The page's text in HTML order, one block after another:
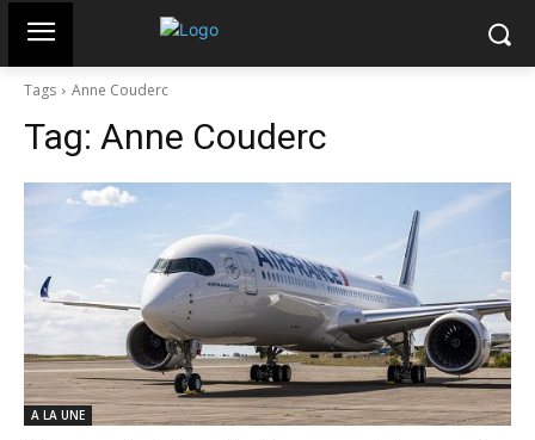
Tags Anne Couderc
Tag: Anne Couderc
A LA UNE